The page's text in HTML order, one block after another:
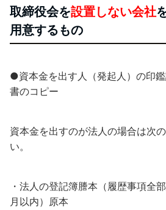
取締役会を設置しない会社
用意するもの
●資本金を出す人（発起人）の印
書のコピー
資本金を出すのが法人の場合は次
い。
・法人の登記簿謄本（履歴事項全
月以内）原本